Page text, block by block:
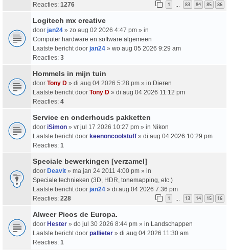
Reacties: 1276 1 … 83 84 85 86
Logitech mx creative
door jan24 » zo aug 02 2026 4:47 pm » in
Computer hardware en software algemeen
Laatste bericht door jan24 » wo aug 05 2026 9:29 am
Reacties: 3
Hommels in mijn tuin
door Tony D » di aug 04 2026 5:28 pm » in Dieren
Laatste bericht door Tony D » di aug 04 2026 11:12 pm
Reacties: 4
Service en onderhouds pakketten
door iSimon » vr jul 17 2026 10:27 pm » in Nikon
Laatste bericht door keenoncoolstuff » di aug 04 2026 10:29 pm
Reacties: 1
Speciale bewerkingen [verzamel]
door Deavit » ma jan 24 2011 4:00 pm » in
Speciale technieken (3D, HDR, tonemapping, etc.)
Laatste bericht door jan24 » di aug 04 2026 7:36 pm
Reacties: 228 1 … 13 14 15 16
Alweer Picos de Europa.
door Hester » do jul 30 2026 8:44 pm » in Landschappen
Laatste bericht door pallieter » di aug 04 2026 11:30 am
Reacties: 1